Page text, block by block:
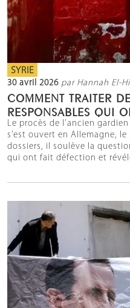
SYRIE
30 avril 2026 par Hannah El-
COMMENT TRAITER
RESPONSABLES QUI
Le procès de l’ancien
s’est ouvert en Allemagne, le
dossiers, il soulève la
qui ont fait défection et